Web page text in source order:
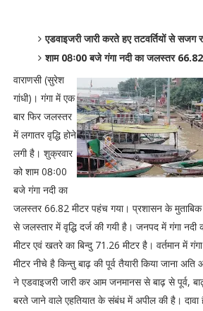
एडवाइजरी जारी करते हए तटवर्तियों से सजग
शाम 08ः00 बजे गंगा नदी का जलस्तर 66.82
वाराणसी (सुरेश
गांधी)। गंगा में एक
बार फिर जलस्तर
में लगातर वृद्धि होने
लगी है। शुक्रवार
को शाम 08ः00
बजे गंगा नदी का
जलस्तर 66.82 मीटर पहंच गया। प्रशासन के मुताबिक
से जलस्तार में वृद्धि दर्ज की गयी है। जनपद में गंगा नदी
मीटर एवं खतरे का बिन्दु 71.26 मीटर है। वर्तमान में
मीटर नीचे है किन्तु बाढ़ की पूर्व तैयारी किया जाना
ने एडवाइजरी जारी कर आम जनमानस से बाढ़ से पूर्व,
बरते जाने वाले एहतियात के संबंध में अपील की है।